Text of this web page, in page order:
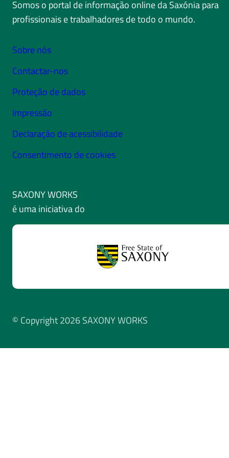
Somos o portal de informação online da Saxónia para
profissionais e trabalhadores de todo o mundo.
Sobre nós
Contactar-nos
Proteção de dados
Impressão
Declaração de acessibilidade
Consentimento de cookies
SAXONY WORKS
é uma iniciativa do
© Copyright 2026 SAXONY WORKS